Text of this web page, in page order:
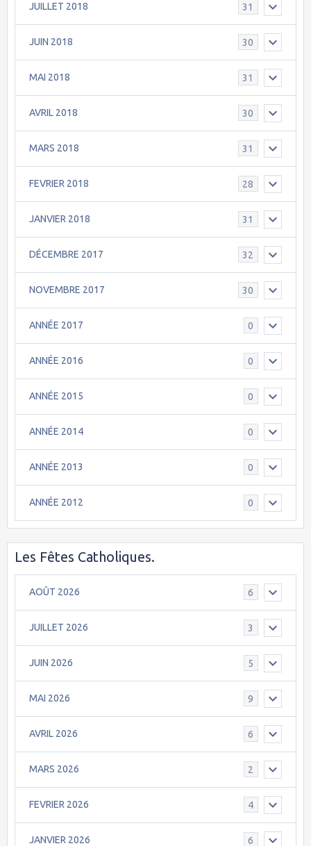
JUILLET 2018 31
JUIN 2018 30
MAI 2018 31
AVRIL 2018 30
MARS 2018 31
FEVRIER 2018 28
JANVIER 2018 31
DÉCEMBRE 2017 32
NOVEMBRE 2017 30
ANNÉE 2017 0
ANNÉE 2016 0
ANNÉE 2015 0
ANNÉE 2014 0
ANNÉE 2013 0
ANNÉE 2012 0
Les Fêtes Catholiques.
AOÛT 2026 6
JUILLET 2026 3
JUIN 2026 5
MAI 2026 9
AVRIL 2026 6
MARS 2026 2
FEVRIER 2026 4
JANVIER 2026 6